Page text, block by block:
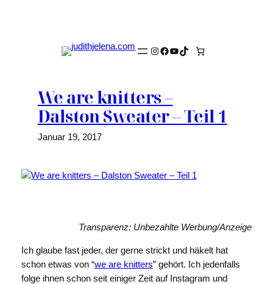
Instagram
Facebook
YouTube
TikTok
We are knitters –
Dalston Sweater – Teil 1
Januar 19, 2017
Transparenz: Unbezahlte Werbung/Anzeige
Ich glaube fast jeder, der gerne strickt und häkelt hat
schon etwas von “we are knitters” gehört. Ich jedenfalls
folge ihnen schon seit einiger Zeit auf Instagram und